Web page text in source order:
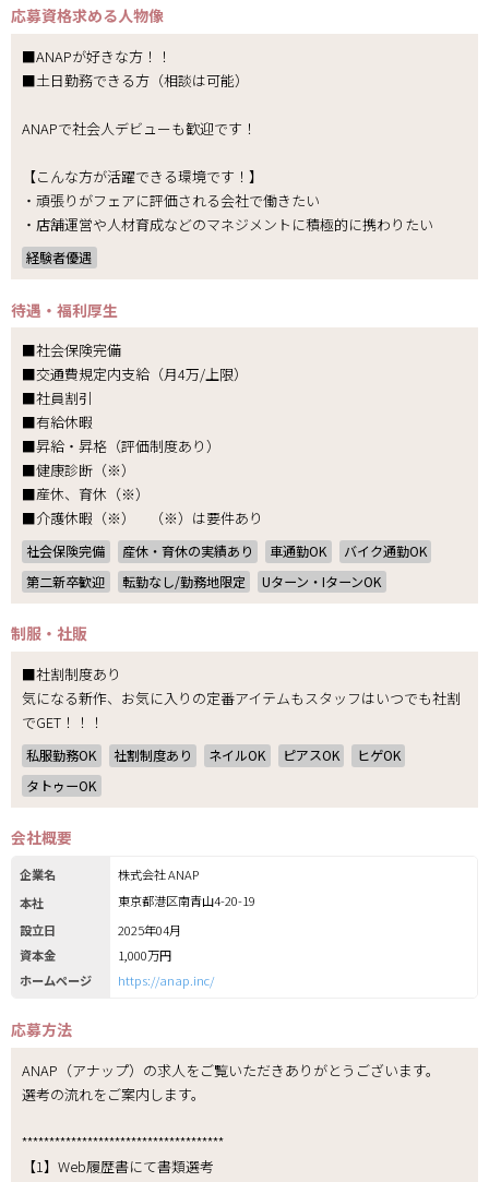
応募資格求める人物像
■ANAPが好きな方！！
■土日勤務できる方（相談は可能）
ANAPで社会人デビューも歓迎です！
【こんな方が活躍できる環境です！】
・頑張りがフェアに評価される会社で働きたい
・店舗運営や人材育成などのマネジメントに積極的に携わりたい
経験者優遇
待遇・福利厚生
■社会保険完備
■交通費規定内支給（月4万/上限）
■社員割引
■有給休暇
■昇給・昇格（評価制度あり）
■健康診断（※）
■産休、育休（※）
■介護休暇（※） （※）は要件あり
社会保険完備 産休・育休の実績あり 車通勤OK
バイク通勤OK
第二新卒歓迎
転勤なし/勤務地限定 Uターン・IターンOK
制服・社販
■社割制度あり
気になる新作、お気に入りの定番アイテムもスタッフはいつでも社割
でGET！！！
私服勤務OK 社割制度あり ネイルOK ピアスOK
ヒゲOK
タトゥーOK
会社概要
企業名
株式会社 ANAP
本社
東京都港区南青山4-20-19
設立日
2025年04月
資本金
1,000万円
ホームページ
https://anap.inc/
応募方法
ANAP（アナップ）の求人をご覧いただきありがとうございます。
選考の流れをご案内します。
*************************************
【1】Web履歴書にて書類選考